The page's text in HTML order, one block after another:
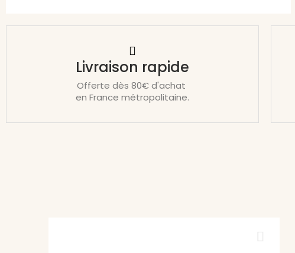
Livraison rapide
Offerte dès 80€ d'achat
en France métropolitaine.